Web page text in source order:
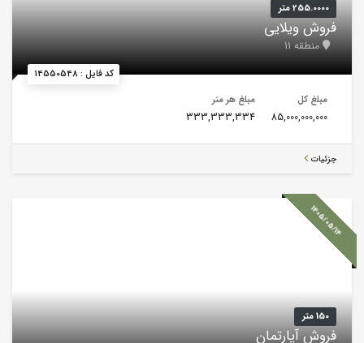
کد فایل : 14550548
255.0000 متر
فروش ویلایی
منطقه 11
مبلغ کل
85,000,000,000
مبلغ هر متر
333,333,334
جزئیات
1405/05/14
150 متر
فروش آپارتمان